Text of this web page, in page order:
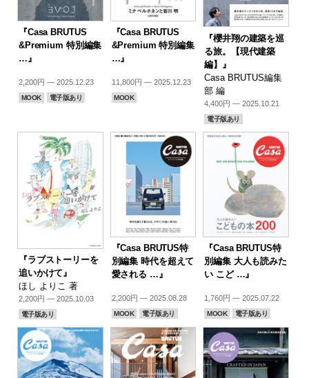
『Casa BRUTUS
&Premium 特別編集
…』
2,200円 — 2025.12.23
MOOK 電子版あり
『Casa BRUTUS
&Premium 特別編集
…』
11,800円 — 2025.12.23
MOOK
『櫻井翔の建築を巡
る旅。【現代建築
編】』
Casa BRUTUS編集
部 編
4,400円 — 2025.10.21
電子版あり
『ラブストーリーを
追いかけて』
ほし よりこ 著
2,200円 — 2025.10.03
電子版あり
『Casa BRUTUS特
別編集 時代を超えて
愛される …』
2,200円 — 2025.08.28
MOOK 電子版あり
『Casa BRUTUS特
別編集 大人も読みた
い こど …』
1,760円 — 2025.07.22
MOOK 電子版あり